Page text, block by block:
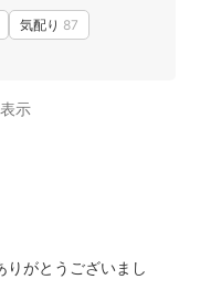
気配り 87
示
りがとうございまし